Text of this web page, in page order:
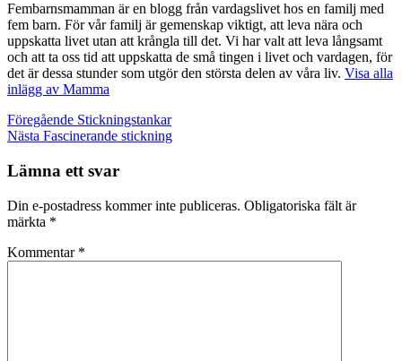
Fembarnsmamman är en blogg från vardagslivet hos en familj med
fem barn. För vår familj är gemenskap viktigt, att leva nära och
uppskatta livet utan att krångla till det. Vi har valt att leva långsamt
och att ta oss tid att uppskatta de små tingen i livet och vardagen, för
det är dessa stunder som utgör den största delen av våra liv. Visa alla
inlägg av Mamma
Inläggsnavigering
Föregående Stickningstankar
Nästa Fascinerande stickning
Lämna ett svar
Din e-postadress kommer inte publiceras. Obligatoriska fält är
märkta *
Kommentar *